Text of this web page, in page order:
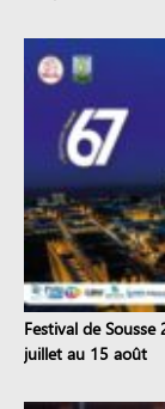
Festival de
juillet au 15 août